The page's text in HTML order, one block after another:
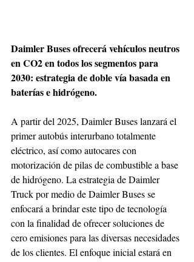
Daimler Buses ofrecerá vehículos neutros
en CO2 en todos los segmentos para
2030: estrategia de doble vía basada en
baterías e hidrógeno.
A partir del 2025, Daimler Buses lanzará el
primer autobús interurbano totalmente
eléctrico, así como autocares con
motorización de pilas de combustible a base
de hidrógeno. La estrategia de Daimler
Truck por medio de Daimler Buses se
enfocará a brindar este tipo de tecnología
con la finalidad de ofrecer soluciones de
cero emisiones para las diversas necesidades
de los clientes. El enfoque inicial estará en